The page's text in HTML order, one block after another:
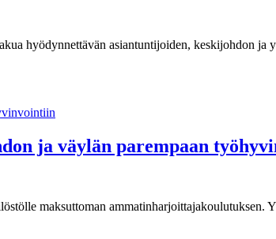
hyödynnettävän asiantuntijoiden, keskijohdon ja
ja väylän parempaan
maksuttoman ammatinharjoittajakoulutuksen.